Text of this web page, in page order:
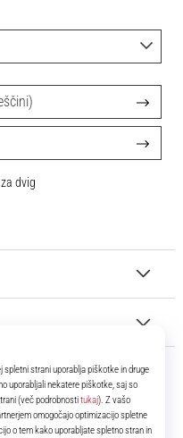
predstavljamo najboljše in
dvig